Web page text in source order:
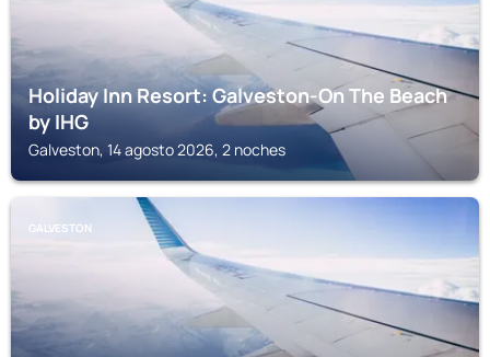
Holiday Inn Resort: Galveston-On The Beach
by IHG
Galveston, 14 agosto 2026, 2 noches
GALVESTON